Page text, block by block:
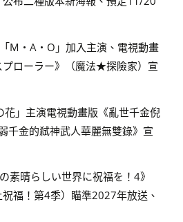
M・A・O」加入主演、電視動畫
プローラー》（魔法★探險家）宣
」主演電視動畫版《亂世千金倪
千金的弒神武人華麗無雙錄》宣
素晴らしい世界に祝福を！4》
祝福！第4季）瞄準2027年放送、